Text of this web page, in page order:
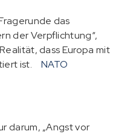
das
der Verpflichtung“,
dass Europa mit
ist.
NATO
darum, „Angst vor